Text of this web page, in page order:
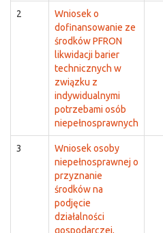
2
Wniosek o
dofinansowanie ze
środków PFRON
likwidacji barier
technicznych w
związku z
indywidualnymi
potrzebami osób
niepełnosprawnych
3
Wniosek osoby
niepełnosprawnej o
przyznanie
środków na
podjęcie
działalności
gospodarczej,